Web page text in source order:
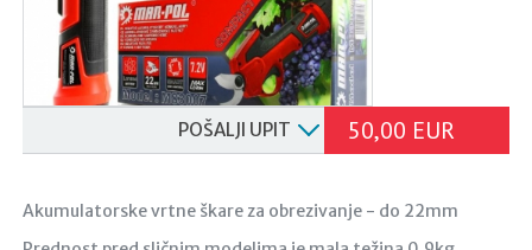
POŠALJI UPIT 50,00 EUR
Akumulatorske vrtne škare za obrezivanje - do 22mm